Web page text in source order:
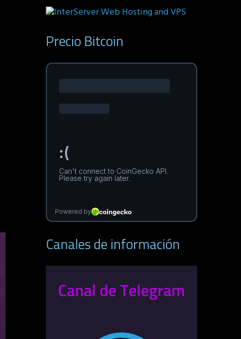
Precio Bitcoin
Canales de información